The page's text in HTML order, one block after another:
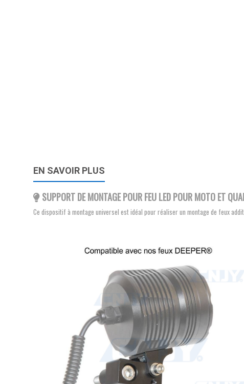
EN SAVOIR PLUS
SUPPORT DE MONTAGE POUR FEU LED POUR MOTO ET
Ce dispositif à montage universel est idéal pour réaliser un montage de feux